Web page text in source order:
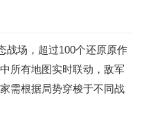
战场，超过100个还原原作
所有地图实时联动，敌军
需根据局势穿梭于不同战